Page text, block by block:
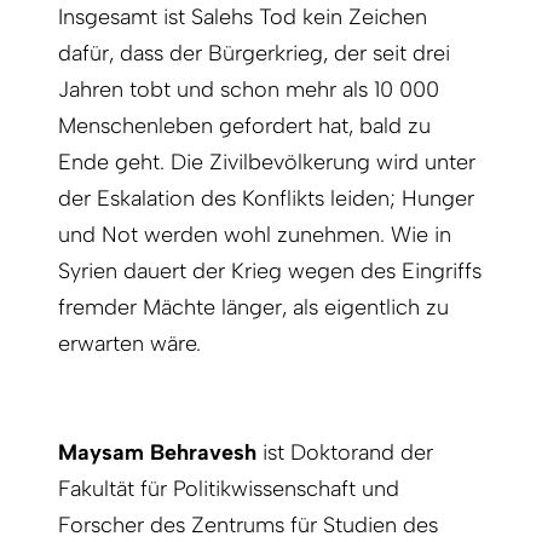
Insgesamt ist Salehs Tod kein Zeichen
dafür, dass der Bürgerkrieg, der seit drei
Jahren tobt und schon mehr als 10 000
Menschenleben gefordert hat, bald zu
Ende geht. Die Zivilbevölkerung wird unter
der Eskalation des Konflikts leiden; Hunger
und Not werden wohl zunehmen. Wie in
Syrien dauert der Krieg wegen des Eingriffs
fremder Mächte länger, als eigentlich zu
erwarten wäre.
Maysam Behravesh ist Doktorand der
Fakultät für Politikwissenschaft und
Forscher des Zentrums für Studien des